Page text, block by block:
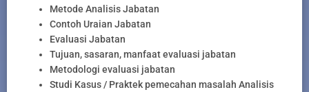
Metode Analisis Jabatan
Contoh Uraian Jabatan
Evaluasi Jabatan
Tujuan, sasaran, manfaat evaluasi jabatan
Metodologi evaluasi jabatan
Studi Kasus / Praktek pemecahan masalah Analisis